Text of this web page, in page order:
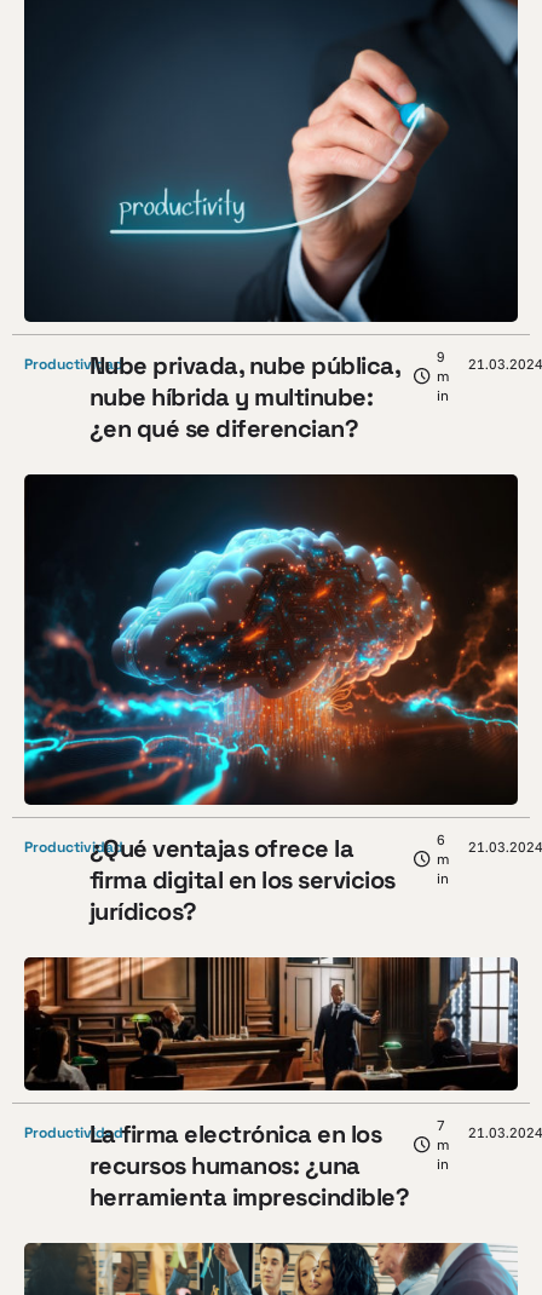
ProductividadNube privada, nube pública,
nube híbrida y multinube:
¿en qué se diferencian?
9
m
in
Productividad¿Qué ventajas ofrece la
firma digital en los servicios
jurídicos?
6
m
in
ProductividadLa firma electrónica en los
recursos humanos: ¿una
herramienta imprescindible?
7
m
in